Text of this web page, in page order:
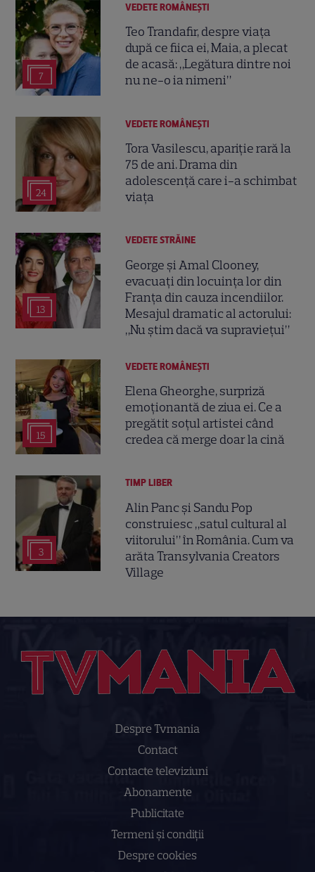
7
VEDETE ROMÂNEŞTI
Teo Trandafir, despre viața
după ce fiica ei, Maia, a plecat
de acasă: „Legătura dintre noi
nu ne-o ia nimeni”
24
VEDETE ROMÂNEŞTI
Tora Vasilescu, apariție rară la
75 de ani. Drama din
adolescență care i-a schimbat
viața
13
VEDETE STRĂINE
George și Amal Clooney,
evacuați din locuința lor din
Franța din cauza incendiilor.
Mesajul dramatic al actorului:
„Nu știm dacă va supraviețui”
15
VEDETE ROMÂNEŞTI
Elena Gheorghe, surpriză
emoționantă de ziua ei. Ce a
pregătit soțul artistei când
credea că merge doar la cină
3
TIMP LIBER
Alin Panc și Sandu Pop
construiesc „satul cultural al
viitorului” în România. Cum va
arăta Transylvania Creators
Village
Despre Tvmania
Contact
Contacte televiziuni
Abonamente
Publicitate
Termeni și condiții
Despre cookies